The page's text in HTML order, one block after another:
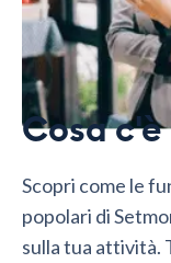
Cosa
Scopri come le
popolari di
sulla tua attività.